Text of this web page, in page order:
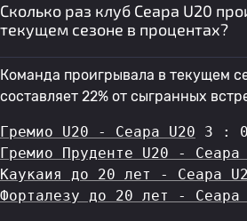
Сколько раз клуб Сеара U20
текущем сезоне в процентах?
Команда проигрывала в текущем
составляет 22% от сыгранных
Гремио U20 - Сеара U20 3 : 0
Гремио Пруденте U20 - Сеара
Каукаия до 20 лет - Сеара
Форталезу до 20 лет - Сеара